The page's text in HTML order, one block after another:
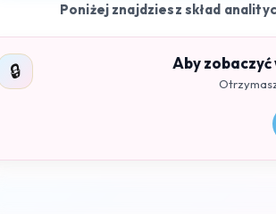
Poniżej znajdziesz skład
🔒 Aby